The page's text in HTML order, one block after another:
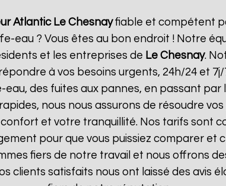
Atlantic Le Chesnayfiable et compétent
eau ? Vous êtes au bon endroit ! Notre
et les entreprises de Le Chesnay.
à vos besoins urgents, 24h/24 et
des fuites aux pannes, en passant
nous nous assurons de résoudre
et votre tranquillité. Nos tarifs sont
pour que vous puissiez comparer et
fiers de notre travail et nous offrons
clients satisfaits nous ont laissé des avis